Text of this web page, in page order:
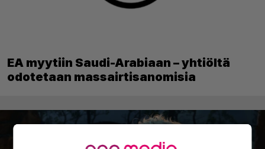
EA myytiin Saudi-Arabiaan – yhtiöltä
odotetaan massairtisanomisia